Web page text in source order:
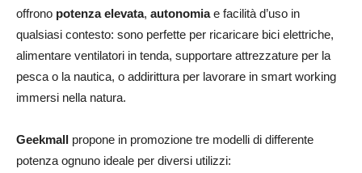
offrono potenza elevata, autonomiae facilità d’uso in
qualsiasi contesto: sono perfette per ricaricare bici elettriche,
alimentare ventilatori in tenda, supportare attrezzature per la
pesca o la nautica, o addirittura per lavorare in smart working
immersi nella natura.
Geekmall propone in promozione tre modelli di differente
potenza ognuno ideale per diversi utilizzi: